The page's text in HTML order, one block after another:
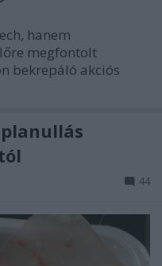
hanem
megfontolt
bekrepáló akciós
44